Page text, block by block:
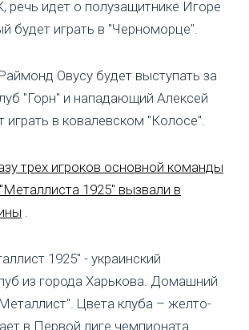
идет о полузащитнике Игоре
будет играть в "Черноморце".
Овусу будет выступать за
"Горн" и нападающий Алексей
играть в ковалевском "Колосе".
трех игроков основной команды
1925" вызвали в
.
1925" - украинский
из города Харькова. Домашний
Цвета клуба – желто-
в Первой лиге чемпионата